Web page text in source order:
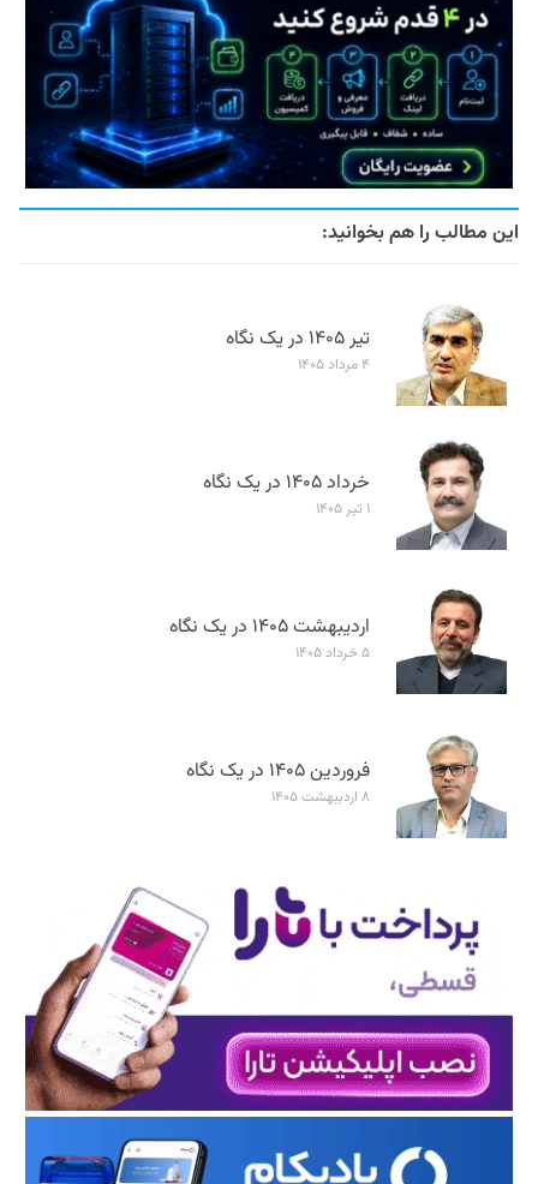
این مطالب را هم بخوانید:
تیر ۱۴۰۵ در یک نگاه
۴ مرداد ۱۴۰۵
خرداد ۱۴۰۵ در یک نگاه
۱ تیر ۱۴۰۵
اردیبهشت ۱۴۰۵ در یک نگاه
۵ خرداد ۱۴۰۵
فروردین ۱۴۰۵ در یک نگاه
۸ اردیبهشت ۱۴۰۵